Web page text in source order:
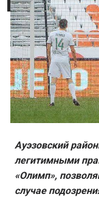
Ауэзовский
легитимными
«Олимп»,
случае